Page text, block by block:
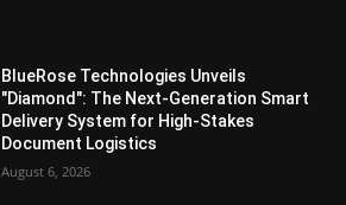
BlueRose Technologies Unveils
"Diamond": The Next-Generation Smart
Delivery System for High-Stakes
Document Logistics
August 6, 2026